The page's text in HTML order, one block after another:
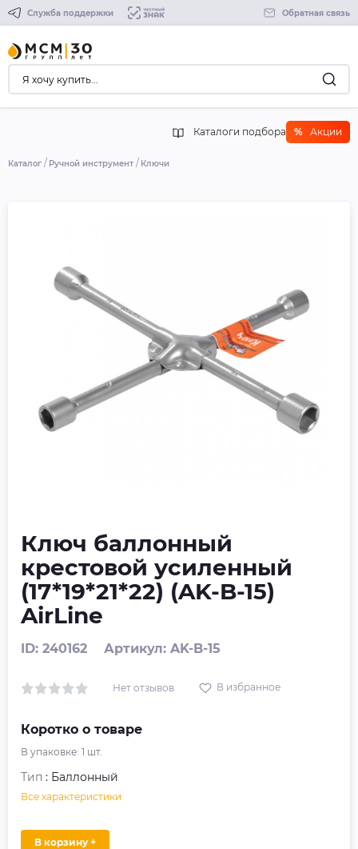
Служба поддержки Обратная связь
Каталоги подбора % Акции
Каталог Ручной инструмент Ключи
Ключ баллонный
крестовой усиленный
(17*19*21*22) (AK-B-15)
AirLine
ID: 240162 Артикул: AK-B-15
Нет отзывов В избранное
Коротко о товаре
В упаковке: 1 шт.
Тип : Баллонный
Все характеристики
В корзину +